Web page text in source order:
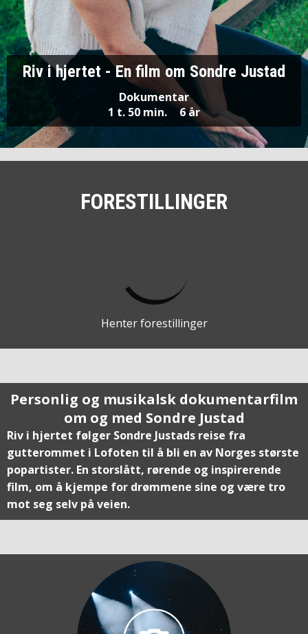
Riv i hjertet - En film om Sondre Justad
Dokumentar
1 t. 50 min.
6 år
FORESTILLINGER
Henter forestillinger
Personlig og musikalsk dokumentarfilm
om og med Sondre Justad
Riv i hjertet følger Sondre Justads reise fra
gutterommet i Lofoten til å bli en av Norges største
popartister. En storslått, rørende og inspirerende
film, om å kjempe for drømmene sine og være tro
mot seg selv på veien.